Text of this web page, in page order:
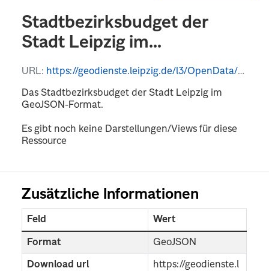
Stadtbezirksbudget der
Stadt Leipzig im...
URL: https://geodienste.leipzig.de/l3/OpenData/wfs?service=WFS&version=2.0.0&request=GetFeature&typeName=OpenData%3Astadtbezirksbeiraete_bewilligungen&outputFormat=application%2Fjson
Das Stadtbezirksbudget der Stadt Leipzig im
GeoJSON-Format.
Es gibt noch keine Darstellungen/Views für diese
Ressource
Zusätzliche Informationen
Feld Wert
Format GeoJSON
Download url
https://geodienste.l